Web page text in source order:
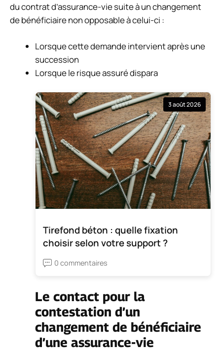
du contrat d’assurance-vie suite à un changement
de bénéficiaire non opposable à celui-ci :
Lorsque cette demande intervient après une
succession
Lorsque le risque assuré dispara
3 août 2026
Tirefond béton : quelle fixation
choisir selon votre support ?
0 commentaires
Le contact pour la
contestation d’un
changement de bénéficiaire
d’une assurance-vie